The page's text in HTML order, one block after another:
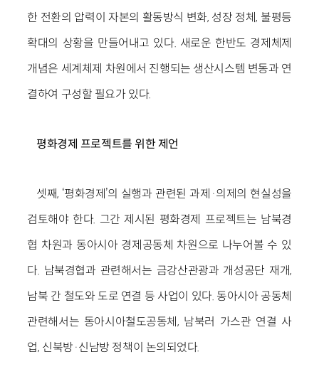
한 전환의 압력이 자본의 활동방식 변화, 성장 정체, 불평등
확대의 상황을 만들어내고 있다. 새로운 한반도 경제체제
개념은 세계체제 차원에서 진행되는 생산시스템 변동과 연
결하여 구성할 필요가 있다.
평화경제 프로젝트를 위한 제언
셋째, ‘평화경제’의 실행과 관련된 과제·의제의 현실성을
검토해야 한다. 그간 제시된 평화경제 프로젝트는 남북경
협 차원과 동아시아 경제공동체 차원으로 나누어볼 수 있
다. 남북경협과 관련해서는 금강산관광과 개성공단 재개,
남북 간 철도와 도로 연결 등 사업이 있다. 동아시아 공동체
관련해서는 동아시아철도공동체, 남북러 가스관 연결 사
업, 신북방·신남방 정책이 논의되었다.